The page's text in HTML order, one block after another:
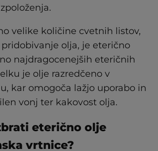
velike količine cvetnih listov,
olja, je eterično
najdragocenejših eteričnih
je olje razredčeno v
kar omogoča lažjo uporabo in
vonj ter kakovost olja.
eterično olje
vrtnice?